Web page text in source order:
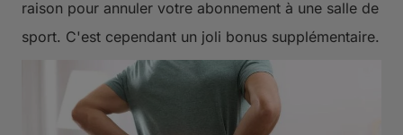
raison pour annuler votre abonnement à une salle de
sport. C'est cependant un joli bonus supplémentaire.